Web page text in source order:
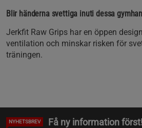
Blir händerna svettiga inuti dessa
Jerkfit Raw Grips har en öppen
ventilation och minskar risken för
träningen.
NYHETSBREV Få ny information först!